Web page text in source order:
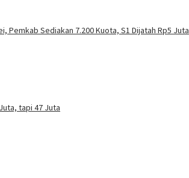
Pemkab Sediakan 7.200 Kuota, S1 Dijatah Rp5 Juta
tapi 47 Juta